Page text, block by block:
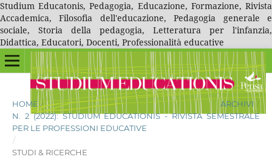
Studium Educatonis, Pedagogia, Educazione, Formazione, Rivista
Accademica, Filosofia dell'educazione, Pedagogia generale e
sociale, Storia della pedagogia, Letteratura per l'infanzia,
Didattica, Educatori, Docenti, Professionalità educative
HOME / ARCHIVI /
N. 2 (2022): STUDIUM EDUCATIONIS - RIVISTA SEMESTRALE
PER LE PROFESSIONI EDUCATIVE
/
STUDI & RICERCHE